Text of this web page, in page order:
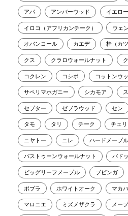
アパ アンバーウッド イエロ
イロコ（アフリカンチーク） ウェ
オバンコール カエデ 桂（カツ
クス クラロウォールナット
コクレン コシポ コットンウ
サペリマホガニー シカモア
セプター ゼブラウッド セン
タモ タリ チーク チェ
ニヤトー ニレ ハードメープル
バストゥーンウォールナット パド
ビッグリーフメープル ブビンガ
ポプラ ホワイトオーク マカバ
マロニエ ミズメザクラ メー